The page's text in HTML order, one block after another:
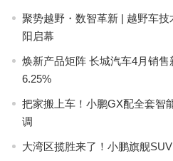
聚势越野・数智革新 | 越野车
阳启幕
焕新产品矩阵 长城汽车4月销
6.25%
把家搬上车！小鹏GX配全套智
调
大湾区揽胜来了！小鹏旗舰